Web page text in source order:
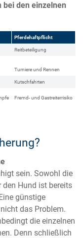
den einzelnen
Pferdehaftpflicht
Reitbeteiligung
Turniere und Rennen
Kutschfahrten
Fremd- und Gastreiterrisiko
sein. Sowohl die
Hund ist bereits
günstige
das Problem.
die einzelnen
Denn schließlich